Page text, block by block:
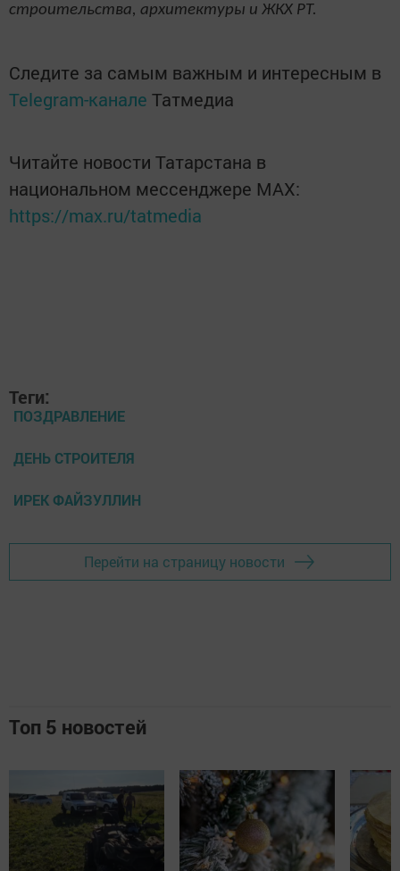
строительства, архитектуры и ЖКХ РТ.
Следите за самым важным и интересным в
Telegram-канале Татмедиа
Читайте новости Татарстана в
национальном мессенджере MАХ:
https://max.ru/tatmedia
Теги:
ПОЗДРАВЛЕНИЕ
ДЕНЬ СТРОИТЕЛЯ
ИРЕК ФАЙЗУЛЛИН
Перейти на страницу новости
Топ 5 новостей